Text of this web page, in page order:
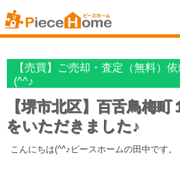
【売買】ご売却・査定（無料）
(^^♪
【堺市北区】百舌鳥梅
をいただきました♪
こんにちは(^^♪ピースホームの田中です。